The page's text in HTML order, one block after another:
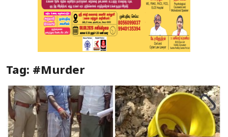
Special Story
Business
Tag: #Murder